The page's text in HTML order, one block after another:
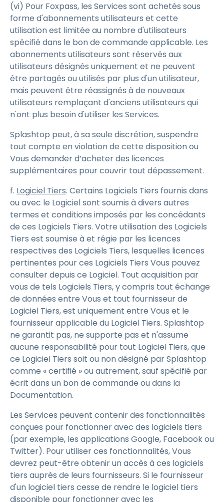
(vi) Pour Foxpass, les Services sont achetés sous
forme d'abonnements utilisateurs et cette
utilisation est limitée au nombre d'utilisateurs
spécifié dans le bon de commande applicable. Les
abonnements utilisateurs sont réservés aux
utilisateurs désignés uniquement et ne peuvent
être partagés ou utilisés par plus d'un utilisateur,
mais peuvent être réassignés à de nouveaux
utilisateurs remplaçant d'anciens utilisateurs qui
n'ont plus besoin d'utiliser les Services.
Splashtop peut, à sa seule discrétion, suspendre
tout compte en violation de cette disposition ou
Vous demander d’acheter des licences
supplémentaires pour couvrir tout dépassement.
f. Logiciel Tiers. Certains Logiciels Tiers fournis dans
ou avec le Logiciel sont soumis à divers autres
termes et conditions imposés par les concédants
de ces Logiciels Tiers. Votre utilisation des Logiciels
Tiers est soumise à et régie par les licences
respectives des Logiciels Tiers, lesquelles licences
pertinentes pour ces Logiciels Tiers Vous pouvez
consulter depuis ce Logiciel. Tout acquisition par
vous de tels Logiciels Tiers, y compris tout échange
de données entre Vous et tout fournisseur de
Logiciel Tiers, est uniquement entre Vous et le
fournisseur applicable du Logiciel Tiers. Splashtop
ne garantit pas, ne supporte pas et n'assume
aucune responsabilité pour tout Logiciel Tiers, que
ce Logiciel Tiers soit ou non désigné par Splashtop
comme « certifié » ou autrement, sauf spécifié par
écrit dans un bon de commande ou dans la
Documentation.
Les Services peuvent contenir des fonctionnalités
conçues pour fonctionner avec des logiciels tiers
(par exemple, les applications Google, Facebook ou
Twitter). Pour utiliser ces fonctionnalités, Vous
devrez peut-être obtenir un accès à ces logiciels
tiers auprès de leurs fournisseurs. Si le fournisseur
d'un logiciel tiers cesse de rendre le logiciel tiers
disponible pour fonctionner avec les